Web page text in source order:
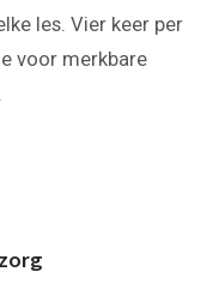
les. Vier keer per
voor merkbare